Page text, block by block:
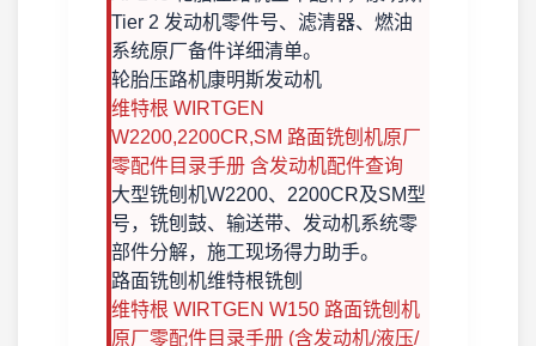
Tier 2 发动机零件号、滤清器、燃油
系统原厂备件详细清单。
轮胎压路机康明斯发动机
维特根 WIRTGEN
W2200,2200CR,SM 路面铣刨机原厂
零配件目录手册 含发动机配件查询
大型铣刨机W2200、2200CR及SM型
号，铣刨鼓、输送带、发动机系统零
部件分解，施工现场得力助手。
路面铣刨机维特根铣刨
维特根 WIRTGEN W150 路面铣刨机
原厂零配件目录手册 (含发动机/液压/